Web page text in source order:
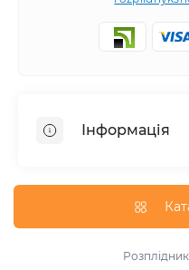
Інформація
Оплата та доставка